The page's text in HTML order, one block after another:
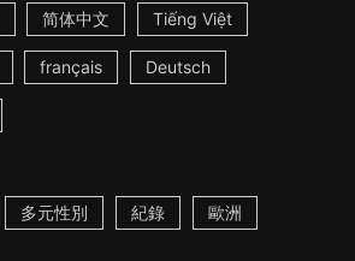
简体中文 Tiếng Việt
français Deutsch
多元性別 紀錄 歐洲